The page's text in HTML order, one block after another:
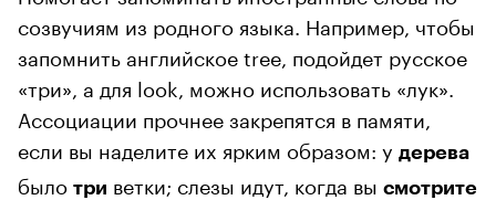
созвучиям из родного языка. Например, чтобы
запомнить английское tree, подойдет русское
«три», а для look, можно использовать «лук».
Ассоциации прочнее закрепятся в памяти,
если вы наделите их ярким образом: у дерева
было три ветки; слезы идут, когда вы смотрите